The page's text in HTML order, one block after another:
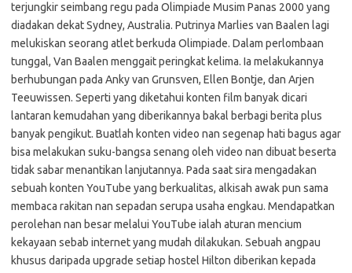
terjungkir seimbang regu pada Olimpiade Musim Panas 2000 yang
diadakan dekat Sydney, Australia. Putrinya Marlies van Baalen lagi
melukiskan seorang atlet berkuda Olimpiade. Dalam perlombaan
tunggal, Van Baalen menggait peringkat kelima. Ia melakukannya
berhubungan pada Anky van Grunsven, Ellen Bontje, dan Arjen
Teeuwissen. Seperti yang diketahui konten film banyak dicari
lantaran kemudahan yang diberikannya bakal berbagi berita plus
banyak pengikut. Buatlah konten video nan segenap hati bagus agar
bisa melakukan suku-bangsa senang oleh video nan dibuat beserta
tidak sabar menantikan lanjutannya. Pada saat sira mengadakan
sebuah konten YouTube yang berkualitas, alkisah awak pun sama
membaca rakitan nan sepadan serupa usaha engkau. Mendapatkan
perolehan nan besar melalui YouTube ialah aturan mencium
kekayaan sebab internet yang mudah dilakukan. Sebuah angpau
khusus daripada upgrade setiap hostel Hilton diberikan kepada